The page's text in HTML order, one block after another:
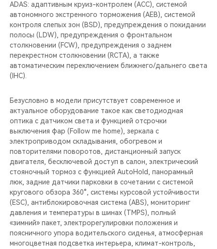
ADAS: адаптивным круиз-контролем (ACC), системой
автономного экстренного торможения (AEB), системой
контроля слепых зон (BSD), предупреждения о покидании
полосы (LDW), предупреждения о фронтальном
столкновении (FCW), предупреждения о заднем
перекрестном столкновении (RCTA), а также
автоматическим переключением ближнего/дальнего света
(IHC).
Безусловно в модели присутствует современное и
актуальное оборудование такое как светодиодная
оптика c датчиком света и функцией отсрочки
выключения фар (Follow me home), зеркала с
электроприводом складывания, обогревом и
повторителями поворотов, дистанционный запуск
двигателя, бесключевой доступ в салон, электрический
стояночный тормоз с функцией AutoHold, панорамный
люк, задние датчики парковки в сочетании с системой
кругового обзора 360°, системы курсовой устойчивости
(ESC), антиблокировочная система (ABS), мониторинг
давления и температуры в шинах (TMPS), полный
«зимний» пакет, электрорегулировки положения и
поясничного упора водительского сиденья, атмосферная
многоцветная подсветка интерьера, климат-контроль,